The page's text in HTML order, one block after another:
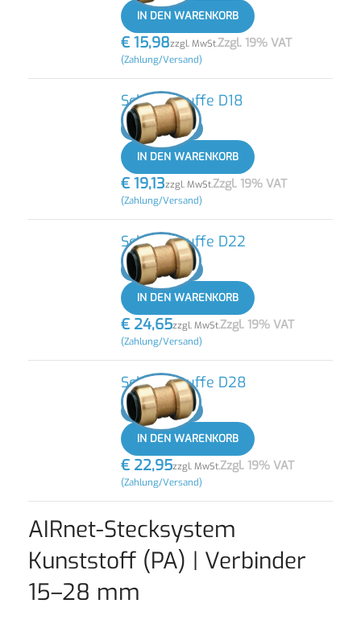
IN DEN WARENKORB
€ 15,98zzgl. MwSt.Zzgl. 19% VAT
(Zahlung/Versand)
Schiebemuffe D18
- +
IN DEN WARENKORB
€ 19,13zzgl. MwSt.Zzgl. 19% VAT
(Zahlung/Versand)
Schiebemuffe D22
- +
IN DEN WARENKORB
€ 24,65zzgl. MwSt.Zzgl. 19% VAT
(Zahlung/Versand)
Schiebemuffe D28
- +
IN DEN WARENKORB
€ 22,95zzgl. MwSt.Zzgl. 19% VAT
(Zahlung/Versand)
AIRnet-Stecksystem
Kunststoff (PA) | Verbinder
15–28 mm